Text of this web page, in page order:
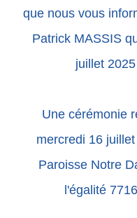
que nous vous
Patrick MASSIS
juillet
Une cérémonie
mercredi 16
Paroisse Notre
l'égalité